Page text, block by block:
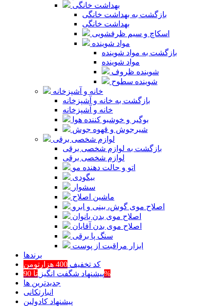
بهداشت خانگی
بازگشت به بهداشت خانگی
بهداشت خانگی
اسکاچ و سیم ظرفشویی
مواد شوینده
بازگشت به مواد شوینده
مواد شوینده
شوینده ظروف
شوینده سطوح
خانه و آشپزخانه
بازگشت به خانه و آشپزخانه
خانه و آشپزخانه
بوگیر و خوشبو کننده هوا
شیرجوش و قهوه جوش
لوازم شخصی برقی
بازگشت به لوازم شخصی برقی
لوازم شخصی برقی
اتو و حالت دهنده مو
بیگودی
سشوار
ماشین اصلاح
اصلاح موی گوش، بینی و ابرو
اصلاح موی بدن بانوان
اصلاح موی بدن آقایان
سنگ پا برقی
ابزار مراقبت از پوست
برند‌ها
کد تخفیف 400 هزارتومن
پیشنهاد شگفت انگیزتا 90%
جدیدترین ها
انبارتکانی
پیشنهاد کادولین